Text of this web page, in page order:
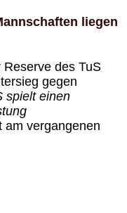
liegen
des TuS
gegen
spielt einen
am vergangenen